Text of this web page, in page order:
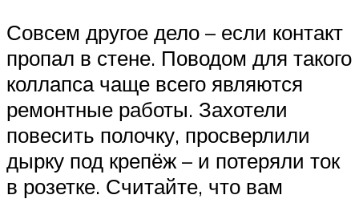
Совсем другое дело – если контакт
пропал в стене. Поводом для такого
коллапса чаще всего являются
ремонтные работы. Захотели
повесить полочку, просверлили
дырку под крепёж – и потеряли ток
в розетке. Считайте, что вам